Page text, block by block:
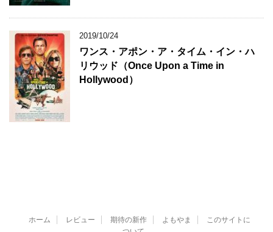
2019/10/24
ワンス・アポン・ア・タイム・イン・ハ
リウッド（Once Upon a Time in
Hollywood）
ホーム レビュー 期待の新作 よもやま
このサイトに